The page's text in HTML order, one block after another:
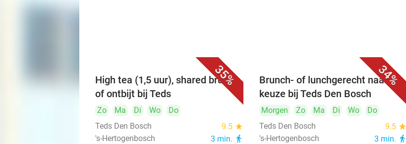
35%
High tea (1,5 uur), shared brunch
of ontbijt bij Teds
Zo Ma Di Wo
Do
Teds Den Bosch
9.5 star
's-Hertogenbosch 3 min. directions_walk
34%
Brunch- of lunchgerecht naar
keuze bij Teds Den Bosch
Morgen Zo Ma Di Wo
Do
Teds Den Bosch
9.5 star
's-Hertogenbosch 3 min. directions_walk